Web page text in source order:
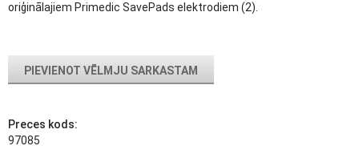
oriģinālajiem Primedic SavePads elektrodiem (2).
PIEVIENOT VĒLMJU SARKASTAM
Preces kods:
97085